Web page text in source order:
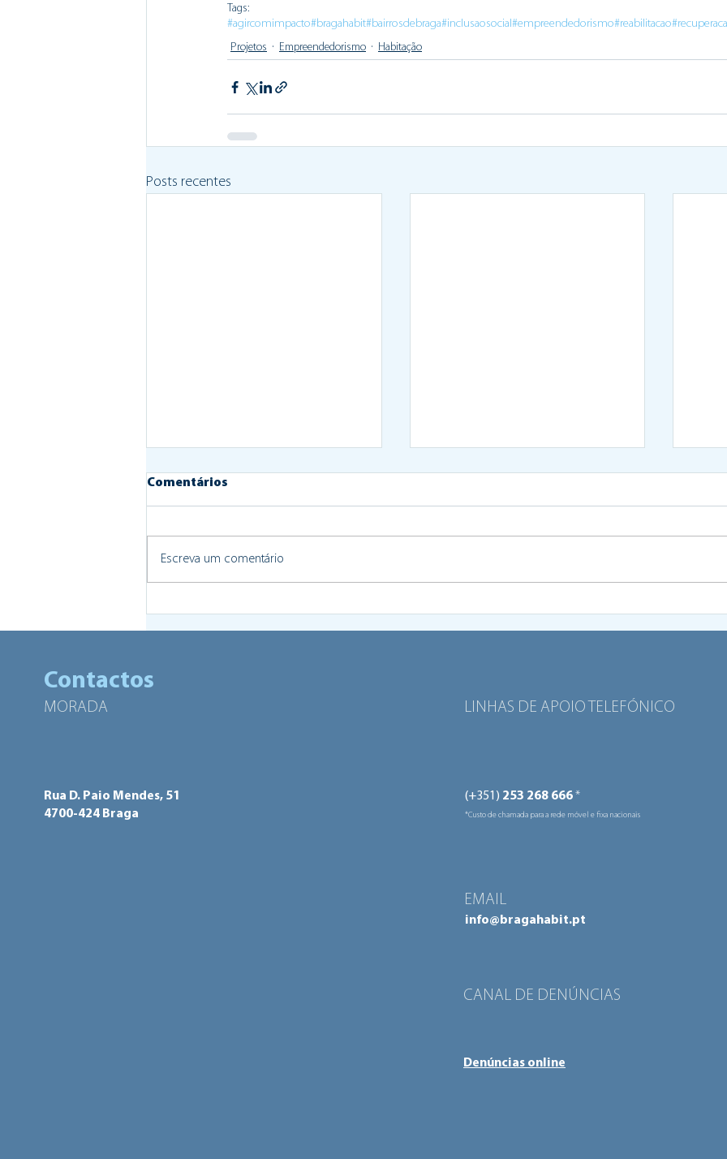
Tags:
#agircomimpacto#bragahabit#bairrosdebraga#inclusaosocial#empreendedorismo#reabilitacao
Projetos
Empreendedorismo Habitação
Posts recentes
Comentários
Escreva um comentário
Contactos
MORADA
Rua D. Paio Mendes, 51
4700-424 Braga
LINHAS DE APOIO TELEFÓNICO
(+351) 253 268 666*
*Custo de chamada para a rede móvel e fixa nacionais
EMAIL
info@bragahabit.pt
CANAL DE DENÚNCIAS
Denúncias online